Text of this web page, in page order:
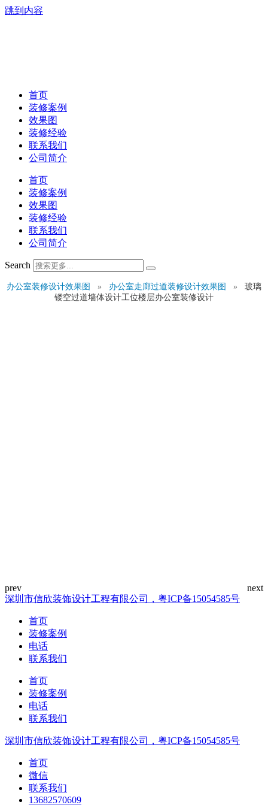
跳到内容
首页
装修案例
效果图
装修经验
联系我们
公司简介
首页
装修案例
效果图
装修经验
联系我们
公司简介
Search
办公室装修设计效果图 » 办公室走廊过道装修设计效果图 »
玻璃
镂空过道墙体设计工位楼层办公室装修设计
深圳市信欣装饰设计工程有限公司，粤ICP备15054585号
首页
装修案例
电话
联系我们
首页
装修案例
电话
联系我们
深圳市信欣装饰设计工程有限公司，粤ICP备15054585号
首页
微信
联系我们
13682570609